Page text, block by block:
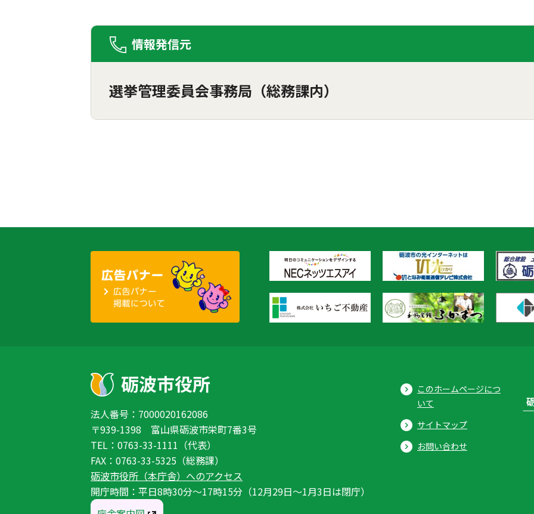
情報発信元
選挙管理委員会事務局（総務課内）
法人番号：7000020162086
〒939-1398 富山県砺波市栄町7番3号
TEL：0763-33-1111（代表）
FAX：0763-33-5325（総務課）
砺波市役所（本庁舎）へのアクセス
開庁時間：平日8時30分〜17時15分（12月29日〜1月3日は閉庁）
このホームページにつ
いて
サイトマップ
お問い合わせ